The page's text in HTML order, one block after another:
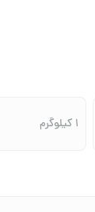
1 کیلوگرم